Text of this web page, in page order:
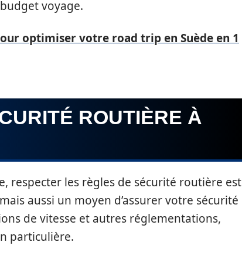
voyage.
optimiser votre road trip en Suède en 1
ROUTIÈRE À
respecter les règles de sécurité routière est
aussi un moyen d’assurer votre sécurité
de vitesse et autres réglementations,
particulière.